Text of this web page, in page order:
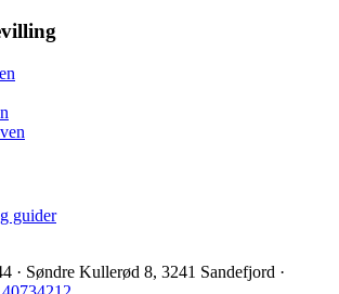
guider
· Søndre Kullerød 8, 3241 Sandefjord ·